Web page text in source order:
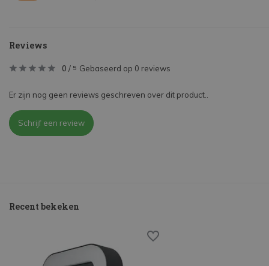
Reviews
0 / 5 Gebaseerd op 0 reviews
Er zijn nog geen reviews geschreven over dit product..
Schrijf een review
Recent bekeken